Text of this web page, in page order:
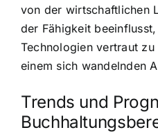
von der wirtschaftlichen
der Fähigkeit
Technologien vertraut
einem sich wandelnden
Trends und